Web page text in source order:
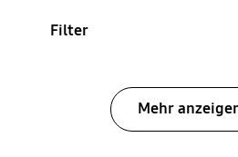
Filter
Mehr